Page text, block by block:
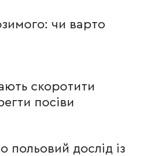
чи варто
скоротити
посіви
польовий дослід із